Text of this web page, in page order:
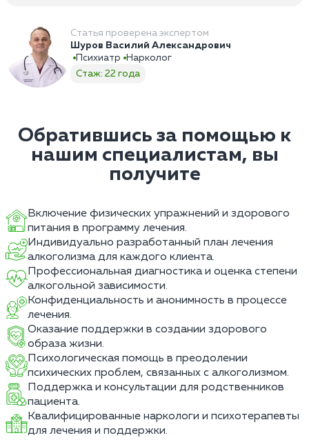
Статья проверена экспертом
Шуров Василий Александрович
Психиатр
Нарколог
Стаж: 22 года
Обратившись за помощью к
нашим специалистам, вы
получите
Включение физических упражнений и здорового
питания в программу лечения.
Индивидуально разработанный план лечения
алкоголизма для каждого клиента.
Профессиональная диагностика и оценка степени
алкогольной зависимости.
Конфиденциальность и анонимность в процессе
лечения.
Оказание поддержки в создании здорового
образа жизни.
Психологическая помощь в преодолении
психических проблем, связанных с алкоголизмом.
Поддержка и консультации для родственников
пациента.
Квалифицированные наркологи и психотерапевты
для лечения и поддержки.